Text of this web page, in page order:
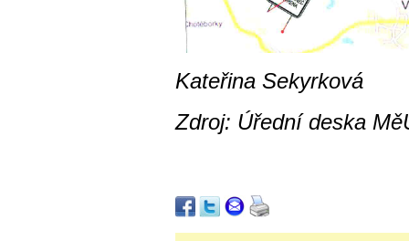
Kateřina Sekyrková
Zdroj: Úřední deska